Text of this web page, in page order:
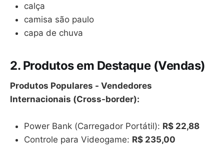
calça
camisa são paulo
capa de chuva
2. Produtos em Destaque (Vendas)
Produtos Populares - Vendedores
Internacionais (Cross-border):
Power Bank (Carregador Portátil): R$ 22,88
Controle para Videogame: R$ 235,00